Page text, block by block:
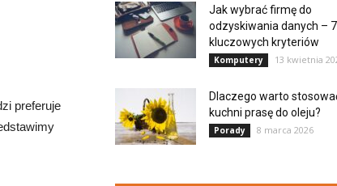
preferuje
Jak wybrać firmę do
odzyskiwania danych – 7
kluczowych kryteriów
Komputery 13 kwietnia
Dlaczego warto
kuchni prasę do oleju?
Porady 8 marca 2026